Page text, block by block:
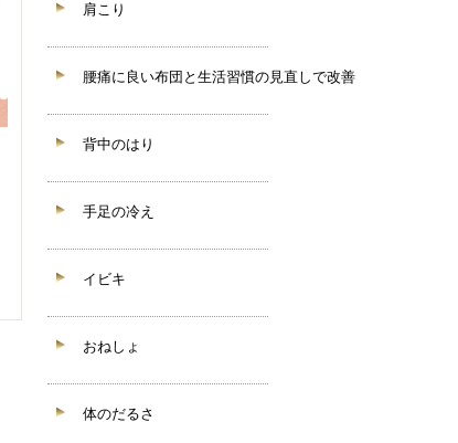
肩こり
腰痛に良い布団と生活習慣の見直しで改善
背中のはり
手足の冷え
イビキ
おねしょ
体のだるさ